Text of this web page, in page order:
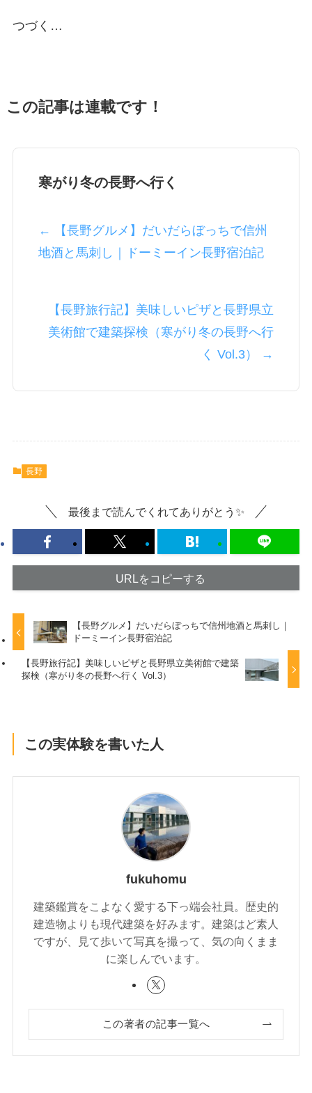
つづく…
この記事は連載です！
寒がり冬の長野へ行く
← 【長野グルメ】だいだらぼっちで信州
地酒と馬刺し｜ドーミーイン長野宿泊記
【長野旅行記】美味しいピザと長野県立
美術館で建築探検（寒がり冬の長野へ行
く Vol.3） →
長野
最後まで読んでくれてありがとう✨
URLをコピーする
【長野グルメ】だいだらぼっちで信州地酒と馬刺し｜
ドーミーイン長野宿泊記
【長野旅行記】美味しいピザと長野県立美術館で建築
探検（寒がり冬の長野へ行く Vol.3）
この実体験を書いた人
fukuhomu
建築鑑賞をこよなく愛する下っ端会社員。歴史的
建造物よりも現代建築を好みます。建築はど素人
ですが、見て歩いて写真を撮って、気の向くまま
に楽しんでいます。
この著者の記事一覧へ